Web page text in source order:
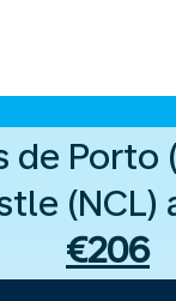
de Porto
(NCL)
€206